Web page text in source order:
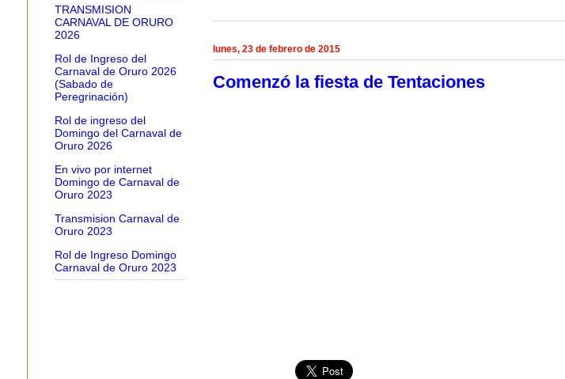
lunes, 23 de febrero de 2015
Comenzó la fiesta de Tentaciones
TRANSMISION
CARNAVAL DE ORURO
2026
Rol de Ingreso del
Carnaval de Oruro 2026
(Sabado de
Peregrinación)
Rol de ingreso del
Domingo del Carnaval de
Oruro 2026
En vivo por internet
Domingo de Carnaval de
Oruro 2023
Transmision Carnaval de
Oruro 2023
Rol de Ingreso Domingo
Carnaval de Oruro 2023